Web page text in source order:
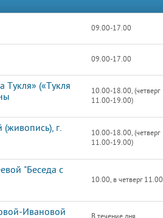
09.00-17.00
09.00-17.00
(«Тукля
10.00-18.00, (четверг
11.00-19.00)
г.
10.00-18.00, (четверг
11.00-19.00)
"Беседа с
10.00, в четверг 11.00
Ивановой